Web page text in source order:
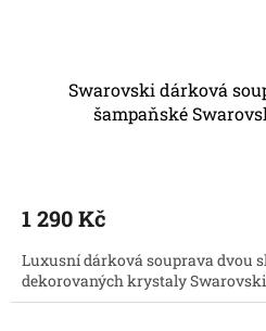
Swarovski dárková
šampaňské
je
z
5
hvězdiček.
1 290 Kč
Luxusní dárková souprava dvou
dekorovaných krystaly Swarovski